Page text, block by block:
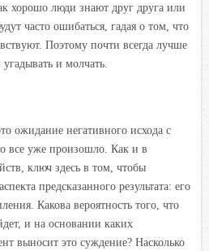
хорошо люди знают друг друга или
часто ошибаться, гадая о том, что
Поэтому почти всегда лучше
и молчать.
ожидание негативного исхода с
все уже произошло. Как и в
ключ здесь в том, чтобы
предсказанного результата: его
Какова вероятность того, что
и на основании каких
выносит это суждение? Насколько